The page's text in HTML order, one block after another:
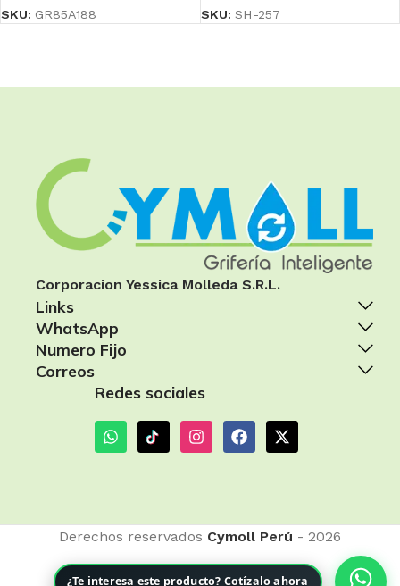
¿Te interesa este producto? Cotízalo ahora
SKU: GR85A188 SKU: SH-257
Corporacion Yessica Molleda S.R.L.
Links
WhatsApp
Numero Fijo
Correos
Redes sociales
Derechos reservados Cymoll Perú - 2026